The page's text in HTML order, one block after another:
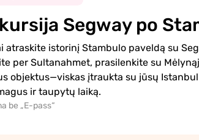
Blogas
Susisiekite su
Ekskursijų
Segway po
atraskite istorinį Stambulo paveldą su
per Sultanahmet, prasilenkite su
objektus—viskas įtraukta su jūsų
ir taupytų laiką.
be „E-pass“